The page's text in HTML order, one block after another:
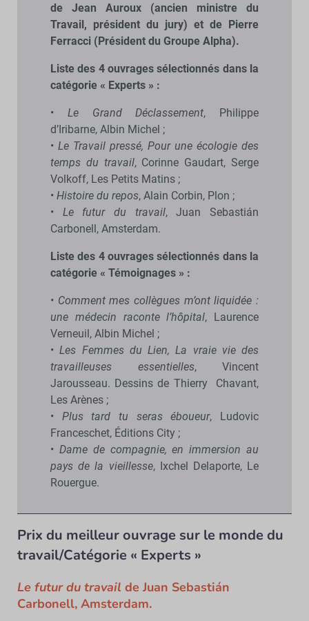
de Jean Auroux (ancien ministre du
Travail, président du jury) et de Pierre
Ferracci (Président du Groupe Alpha).
Liste des 4 ouvrages sélectionnés dans la
catégorie « Experts » :
• Le Grand Déclassement, Philippe
d’Iribarne, Albin Michel ;
• Le Travail pressé, Pour une écologie des
temps du travail, Corinne Gaudart, Serge
Volkoff, Les Petits Matins ;
• Histoire du repos, Alain Corbin, Plon ;
• Le futur du travail, Juan Sebastián
Carbonell, Amsterdam.
Liste des 4 ouvrages sélectionnés dans la
catégorie « Témoignages » :
• Comment mes collègues m’ont liquidée :
une médecin raconte l’hôpital, Laurence
Verneuil, Albin Michel ;
•Les Femmes du Lien, La vraie vie des
travailleuses essentielles, Vincent
Jarousseau. Dessins de Thierry Chavant,
Les Arènes ;
• Plus tard tu seras éboueur, Ludovic
Franceschet, Éditions City ;
• Dame de compagnie, en immersion au
pays de la vieillesse, Ixchel Delaporte, Le
Rouergue.
Prix du meilleur ouvrage sur le monde du
travail/Catégorie « Experts »
Le futur du travail de Juan Sebastián
Carbonell, Amsterdam.